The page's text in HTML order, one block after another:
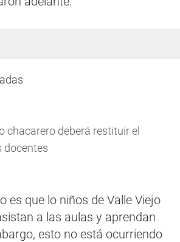
chacarero deberá restituir el
docentes
es que lo niños de Valle Viejo
a las aulas y aprendan
esto no está ocurriendo